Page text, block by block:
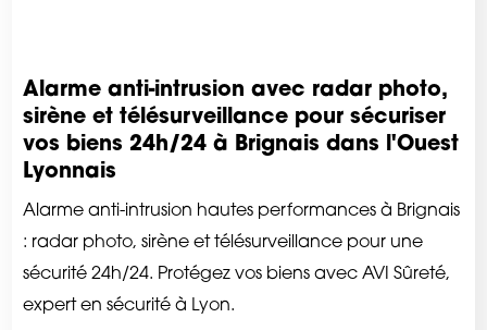
Alarme anti-intrusion avec radar photo,
sirène et télésurveillance pour sécuriser
vos biens 24h/24 à Brignais dans l'Ouest
Lyonnais
Alarme anti-intrusion hautes performances à Brignais
: radar photo, sirène et télésurveillance pour une
sécurité 24h/24. Protégez vos biens avec AVI Sûreté,
expert en sécurité à Lyon.